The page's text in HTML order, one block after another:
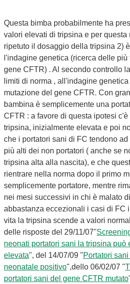
Questa bimba probabilmente ha
valori elevati di tripsina e per questa
ripetuto il dosaggio della tripsina 2)
l'indagine genetica (ricerca delle più
gene CFTR) . Al secondo controllo
limiti di norma , all'indagine
mutazione del gene CFTR. Con
bambina è semplicemente una
CFTR : a favore di questa ipotesi
tripsina, inizialmente elevata e poi
che i portatori sani di FC tendono
più alti dei non portatori ( anche se
tripsina alta alla nascita), e che
rientrare nella norma dopo il primo
semplicemente portatore, mentre
nei mesi successivi in chi è malato
abbastanza eccezionali i casi di FC
vita la tripsina scende a valori
delle risposte del 29/11/07"
neonati portatori sani la tripsina può
elevata", del 14/07/09 "Portatori
neonatale positivo",dello 06/02/07 "
portatori sani del gene CFTR mutato